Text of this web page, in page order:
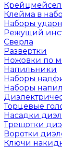
Клейма в
Наборы
Режущий
Сверла
Развертки
Ножовки по
Напильники
Наборы
Наборы
Торцевые
Насадки
Трещотки
Воротки
Ключи